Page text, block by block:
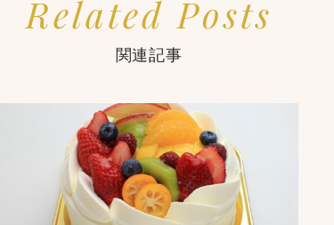
Related Posts
関連記事